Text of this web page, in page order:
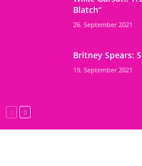
Blatch“
26. September 2021
Britney Spears:
19. September 2021